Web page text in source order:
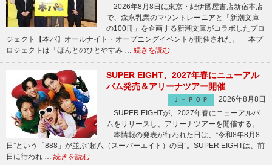
2026年8月8日に東京・紀伊國屋書店新宿本店
で、森永乳業のマウントレーニアと「新潮文庫
の100冊」を企画する新潮文庫がコラボしたプロ
ジェクト【本パ】オールナイト・オープニングイベントが開催された。 本プ
ロジェクトは「ほんとのひとやすみ … 続きを読む
SUPER EIGHT、2027年春にニューアル
バム発売＆アリーナツアー開催
Ｊ－ＰＯＰ
2026年8月8日
SUPER EIGHTが、2027年春にニューアルバ
ムをリリースし、アリーナツアーを開催する。
本情報の発表が行われた日は、“令和8年8月8
日”という「888」が並ぶ“超八（スーパーエイト）の日”。SUPER EIGHTは、前
日に行われ … 続きを読む